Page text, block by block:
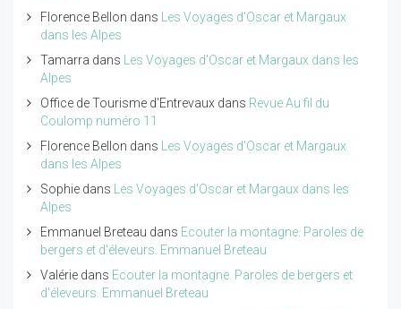
Florence Bellon dans Les Voyages d'Oscar et Margaux
dans les Alpes
Tamarra dans Les Voyages d'Oscar et Margaux dans les
Alpes
Office de Tourisme d'Entrevaux dans Revue Au fil du
Coulomp numéro 11
Florence Bellon dans Les Voyages d'Oscar et Margaux
dans les Alpes
Sophie dans Les Voyages d'Oscar et Margaux dans les
Alpes
Emmanuel Breteau dans Ecouter la montagne. Paroles de
bergers et d'éleveurs. Emmanuel Breteau
Valérie dans Ecouter la montagne. Paroles de bergers et
d'éleveurs. Emmanuel Breteau